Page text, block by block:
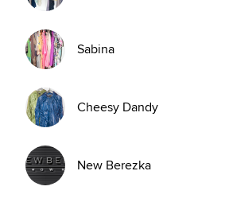
Sabina
Cheesy Dandy
New Berezka